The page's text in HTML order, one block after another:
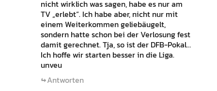
nicht wirklich was sagen, habe es nur am
TV „erlebt“. Ich habe aber, nicht nur mit
einem Weiterkommen geliebäugelt,
sondern hatte schon bei der Verlosung fest
damit gerechnet. Tja, so ist der DFB-Pokal…
Ich hoffe wir starten besser in die Liga.
unveu
Antworten